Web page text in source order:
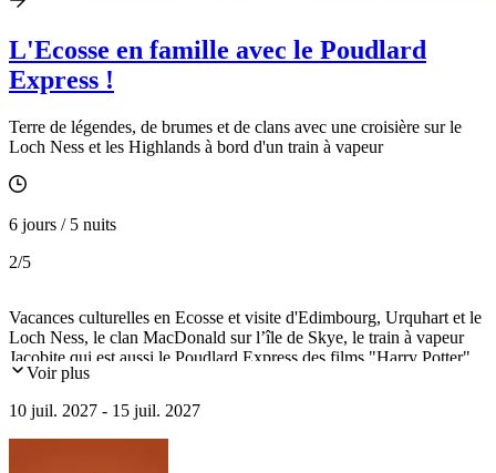
L'Ecosse en famille avec le Poudlard
Express !
Terre de légendes, de brumes et de clans avec une croisière sur le
Loch Ness et les Highlands à bord d'un train à vapeur
6 jours / 5 nuits
2/5
Vacances culturelles en Ecosse et visite d'Edimbourg, Urquhart et le
Loch Ness, le clan MacDonald sur l’île de Skye, le train à vapeur
Jacobite qui est aussi le Poudlard Express des films "Harry Potter",
Glen Coe...
Voir plus
10 juil. 2027 - 15 juil. 2027